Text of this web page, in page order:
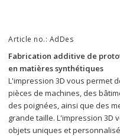
Article no.: AdDes
Fabrication additive de
en matières synthétiques
L'impression 3D vous permet
pièces de machines, des
des poignées, ainsi que des
grande taille. L'impression 3D
objets uniques et